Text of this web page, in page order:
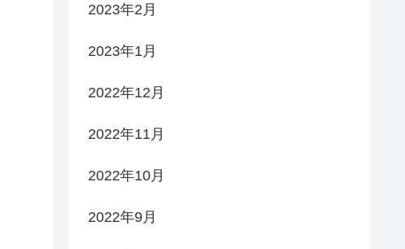
2023年2月
2023年1月
2022年12月
2022年11月
2022年10月
2022年9月